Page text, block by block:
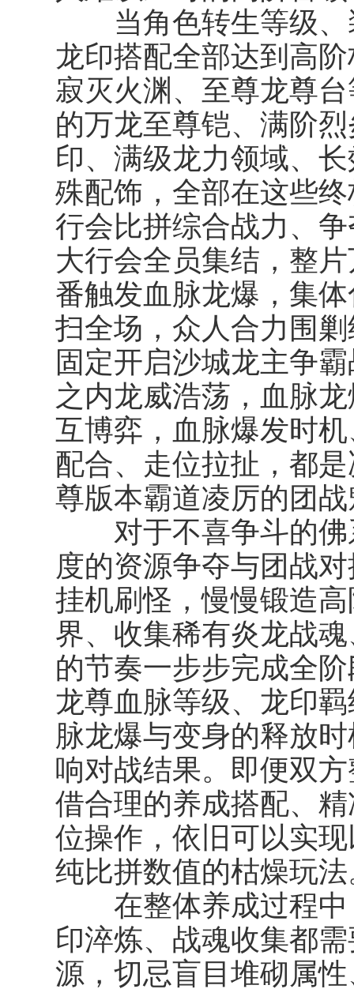
当角色转生等级、
龙印搭配全部达到高
寂灭火渊、至尊龙尊
的万龙至尊铠、满阶
印、满级龙力领域、
殊配饰，全部在这些
行会比拼综合战力、
大行会全员集结，整
番触发血脉龙爆，集
扫全场，众人合力围
固定开启沙城龙主争
之内龙威浩荡，血脉
互博弈，血脉爆发时
配合、走位拉扯，都
尊版本霸道凌厉的团
对于不喜争斗的佛
度的资源争夺与团战
挂机刷怪，慢慢锻造
界、收集稀有炎龙战
的节奏一步步完成全
龙尊血脉等级、龙印
脉龙爆与变身的释放
响对战结果。即便双
借合理的养成搭配、
位操作，依旧可以实
纯比拼数值的枯燥玩
在整体养成过程中
印淬炼、战魂收集都
源，切忌盲目堆砌属